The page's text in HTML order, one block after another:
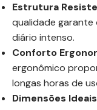
Estrutura
qualidade
diário intenso.
Conforto
ergonômico
longas horas de
Dimensões